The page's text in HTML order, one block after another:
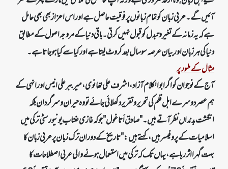
آئیں گے۔ عربی زبان کو تمام زبانوں پر فوقیت حاصل ہے اور اس اعزاز بھی بھی حامل
ہے کہ یہ زمانہ کے تغیر و تبدل کو قبول نہیں کرتی۔ باقی دنیا کے مروجہ اصول کے مطابق
دنیا کی ہر زبان اور بیان عرصہ سو سال بعد کروٹ لیتا ہے اور کیا سے کیا ہو جاتا ہے۔
مثال کے طور پر
آج کے نوجوان کو اگر ابو الکلام آزاد، اشرف علی تھانوی، میر ببر علی انیس اور انہی کے
ہم عصر دوسرے اہل قلم کی تحریر و تقریر دکھلائی جائے تو وہ حیران و سرگردان بلکہ
انگشت بدنداں نظر آتے ہیں۔ "صادق أتاغول" جو کہ غازی عنتاب یونیورسٹی ترکی میں
اسلامیات کے پروفیسر ہیں، کہتے ہیں: "تاریخ کے دوران ترک زبان پر عربی زبان کا
بہت گہرا اثر رہا ہے، یہاں تک کہ ترکی میں استعمال ہونے والی عربی اصطلاحات کا